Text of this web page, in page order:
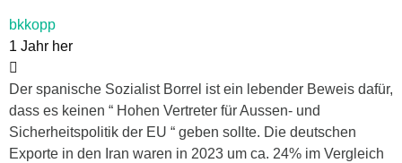
bkkopp
1 Jahr her
Der spanische Sozialist Borrel ist ein lebender Beweis dafür,
dass es keinen “ Hohen Vertreter für Aussen- und
Sicherheitspolitik der EU “ geben sollte. Die deutschen
Exporte in den Iran waren in 2023 um ca. 24% im Vergleich